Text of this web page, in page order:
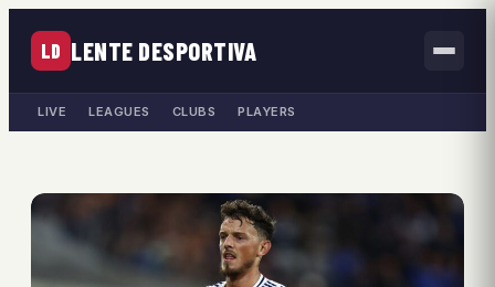
LD LENTE DESPORTIVA
LIVE LEAGUES CLUBS PLAYERS